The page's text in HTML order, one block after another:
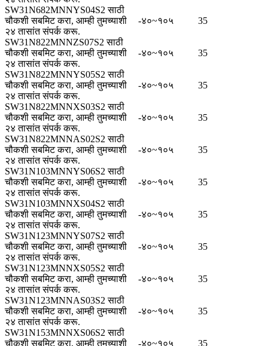
SW31N682MNNYS04S2 साठी
चौकशी सबमिट करा, आम्ही तुमच्याशी
२४ तासांत संपर्क करू.
-४०~१०५ 35
SW31N822MNNZS07S2 साठी
चौकशी सबमिट करा, आम्ही तुमच्याशी
२४ तासांत संपर्क करू.
-४०~१०५ 35
SW31N822MNNYS05S2 साठी
चौकशी सबमिट करा, आम्ही तुमच्याशी
२४ तासांत संपर्क करू.
-४०~१०५ 35
SW31N822MNNXS03S2 साठी
चौकशी सबमिट करा, आम्ही तुमच्याशी
२४ तासांत संपर्क करू.
-४०~१०५ 35
SW31N822MNNAS02S2 साठी
चौकशी सबमिट करा, आम्ही तुमच्याशी
२४ तासांत संपर्क करू.
-४०~१०५ 35
SW31N103MNNYS06S2 साठी
चौकशी सबमिट करा, आम्ही तुमच्याशी
२४ तासांत संपर्क करू.
-४०~१०५ 35
SW31N103MNNXS04S2 साठी
चौकशी सबमिट करा, आम्ही तुमच्याशी
२४ तासांत संपर्क करू.
-४०~१०५ 35
SW31N123MNNYS07S2 साठी
चौकशी सबमिट करा, आम्ही तुमच्याशी
२४ तासांत संपर्क करू.
-४०~१०५ 35
SW31N123MNNXS05S2 साठी
चौकशी सबमिट करा, आम्ही तुमच्याशी
२४ तासांत संपर्क करू.
-४०~१०५ 35
SW31N123MNNAS03S2 साठी
चौकशी सबमिट करा, आम्ही तुमच्याशी
२४ तासांत संपर्क करू.
-४०~१०५ 35
SW31N153MNNXS06S2 साठी
चौकशी सबमिट करा, आम्ही तुमच्याशी
-४०~१०५ 35